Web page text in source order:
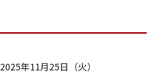
2025年11月25日（火）